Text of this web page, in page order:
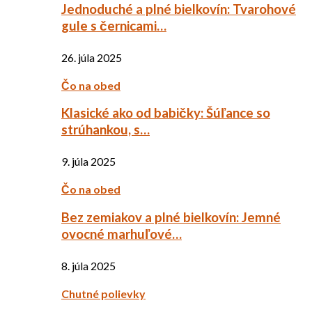
Jednoduché a plné bielkovín: Tvarohové
gule s černicami…
26. júla 2025
Čo na obed
Klasické ako od babičky: Šúľance so
strúhankou, s…
9. júla 2025
Čo na obed
Bez zemiakov a plné bielkovín: Jemné
ovocné marhuľové…
8. júla 2025
Chutné polievky